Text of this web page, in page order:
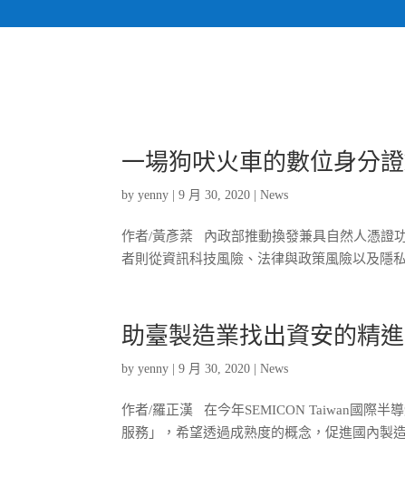
一場狗吠火車的數位身分
byyenny |9 月 30, 2020 |News
作者/黃彥棻 內政部推動換發兼具自然人憑證
者則從資訊科技風險、法律與政策風險以及隱
助臺製造業找出資安的精
byyenny |9 月 30, 2020 |News
作者/羅正漢 在今年SEMICON Taiwan國際半
服務」，希望透過成熟度的概念，促進國內製